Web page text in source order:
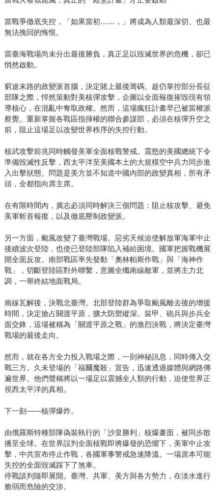
當戰爭徹底失控，「如果當初……，」將成為人類最深切、也最
無法挽回的悔恨。
當臺海戰場尚未分出最後勝負，真正足以毀滅世界的危機，卻已
悄然啟動。
窮途末路的政變派首腦，決定賭上最後籌碼。趁仍掌控部分長征
部隊之際，悍然策動對美核彈攻擊，企圖以全面報復摧毀現有領
導核心，在混亂中奪取政權。然而，這場瘋狂計畫早已被當權派
察覺。重新掌握各戰區指揮權的聯合參謀部，必須在核彈升空之
前，阻止這場足以改變世界秩序的失控行動。
核武攻擊前兆同時觸發美軍全面核戰警戒。震怒的美國總統下令
準備毀滅性反擊，西太平洋至美國本土的大規模空中兵力同步進
入出擊狀態。問題是美方並不知道中國內部的政變真相，所有矛
頭，全都指向席主席。
在有限時間內，廣志必須同時解決三個問題：阻止核攻擊、避免
美軍斬首報復，以及徹底壓制政變派。
另一方面，颱風改變了臺灣戰場。惡劣天候迫使解放軍海軍中止
後續波次登陸，也使已登陸部隊陷入補給困境。國軍把握戰機展
開全面反攻。南部戰區率先發動「奧林帕斯作戰」與「海神作
戰」，切斷登陸區對外聯繫，意圖全殲南線敵軍，並將主力北
調，一舉終結地面戰局。
南線瓦解後，決戰北臺灣。北部登陸群為爭取颱風離去後的增援
時間，決定搶占關渡平原，擴大防禦縱深。裝甲、砲兵與步兵全
面交鋒，這場被稱為「關渡平原之戰」的激烈決戰，將決定臺灣
戰場的最後走向。
然而，就在各方全力投入戰場之際，一則神秘訊息，同時傳入交
戰三方。久未登場的「福爾魔殺」宣告，迅速透過媒體與網路傳
遍世界。他們聲稱將以一場足以震撼全人類的行動，迫使世界正
視西太平洋的真相。
下一刻——核彈爆炸。
由俄羅斯特種部隊偽裝執行的「沙皇勝利」核爆畫面，被同步散
播至全球。在世界誤判全面核戰即將爆發的恐懼下，美軍中止攻
擊，中共宣布停止作戰，各國軍事警戒急速降溫。一場原本可能
失控的全面毀滅踩下了煞車。
停戰談判隨即展開。臺灣、共軍、美方與各方勢力，在淡水進行
脆弱而危險的交涉。